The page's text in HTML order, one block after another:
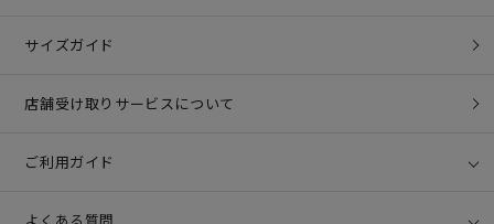
サイズガイド
店舗受け取りサービスについて
ご利用ガイド